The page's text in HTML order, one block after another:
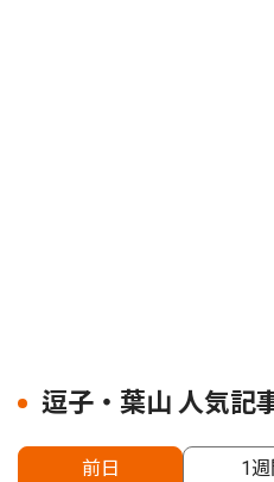
逗子・葉山 人気記
前日 1週